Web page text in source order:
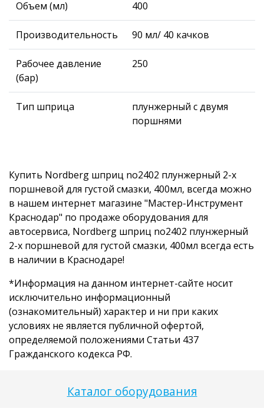
Каталог оборудования
Объем (мл) 400
Производительность 90 мл/ 40 качков
Рабочее давление
(бар)
250
Тип шприца
плунжерный с двумя
поршнями
Купить Nordberg шприц no2402 плунжерный 2-х
поршневой для густой смазки, 400мл, всегда можно
в нашем интернет магазине "Мастер-Инструмент
Краснодар" по продаже оборудования для
автосервиса, Nordberg шприц no2402 плунжерный
2-х поршневой для густой смазки, 400мл всегда есть
в наличии в Краснодаре!
*Информация на данном интернет-сайте носит
исключительно информационный
(ознакомительный) характер и ни при каких
условиях не является публичной офертой,
определяемой положениями Статьи 437
Гражданского кодекса РФ.